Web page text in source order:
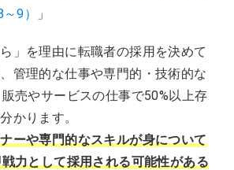
9）
」
」を理由に転職者の採用を決めて
管理的な仕事や専門的・技術的な
売やサービスの仕事で50%以上存
かります。
ーや専門的なスキルが身について
力として採用される可能性がある